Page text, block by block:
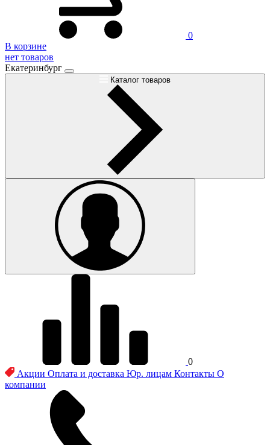
0
В корзине
нет товаров
Екатеринбург
Каталог товаров
0
Акции Оплата и доставка Юр. лицам Контакты О
компании